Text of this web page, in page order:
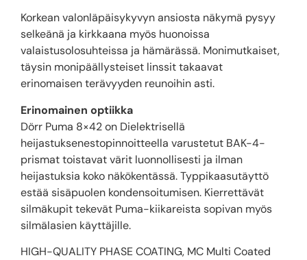
Korkean valonläpäisykyvyn ansiosta näkymä pysyy
selkeänä ja kirkkaana myös huonoissa
valaistusolosuhteissa ja hämärässä. Monimutkaiset,
täysin monipäällysteiset linssit takaavat
erinomaisen terävyyden reunoihin asti.
Erinomainen optiikka
Dörr Puma 8×42 on Dielektrisellä
heijastuksenestopinnoitteella varustetut BAK-4-
prismat toistavat värit luonnollisesti ja ilman
heijastuksia koko näkökentässä. Typpikaasutäyttö
estää sisäpuolen kondensoitumisen. Kierrettävät
silmäkupit tekevät Puma-kiikareista sopivan myös
silmälasien käyttäjille.
HIGH-QUALITY PHASE COATING, MC Multi Coated